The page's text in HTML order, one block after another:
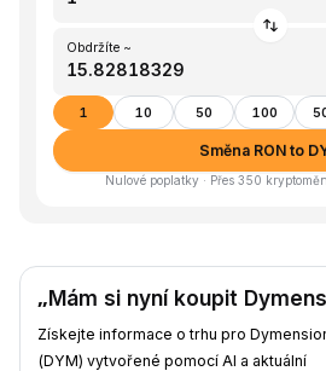
Obdržíte ~
1 10 50 100
Směna RON to
Nulové poplatky · Přes 350
„Mám si nyní koupit
Získejte informace o trhu pro
(DYM) vytvořené pomocí AI a aktuální